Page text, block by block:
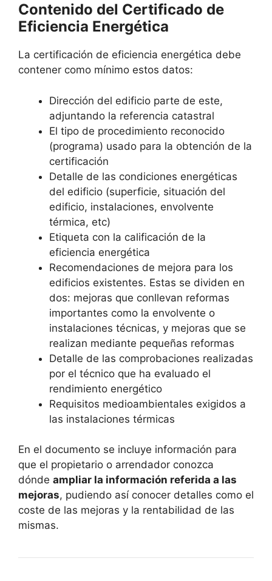
Contenido del Certificado de
Eficiencia Energética
La certificación de eficiencia energética debe
contener como mínimo estos datos:
Dirección del edificio parte de este,
adjuntando la referencia catastral
El tipo de procedimiento reconocido
(programa) usado para la obtención de la
certificación
Detalle de las condiciones energéticas
del edificio (superficie, situación del
edificio, instalaciones, envolvente
térmica, etc)
Etiqueta con la calificación de la
eficiencia energética
Recomendaciones de mejora para los
edificios existentes. Estas se dividen en
dos: mejoras que conllevan reformas
importantes como la envolvente o
instalaciones técnicas, y mejoras que se
realizan mediante pequeñas reformas
Detalle de las comprobaciones realizadas
por el técnico que ha evaluado el
rendimiento energético
Requisitos medioambientales exigidos a
las instalaciones térmicas
En el documento se incluye información para
que el propietario o arrendador conozca
dónde ampliar la información referida a las
mejoras, pudiendo así conocer detalles como el
coste de las mejoras y la rentabilidad de las
mismas.